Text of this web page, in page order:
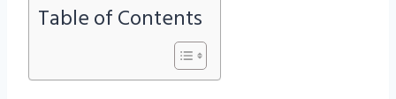
Table of Contents